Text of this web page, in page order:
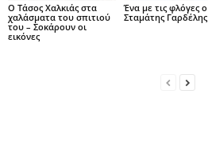
Ο Τάσος Χαλκιάς στα
χαλάσματα του σπιτιού
του – Σοκάρουν οι
εικόνες
Ένα με τις φλόγες ο
Σταμάτης Γαρδέλης